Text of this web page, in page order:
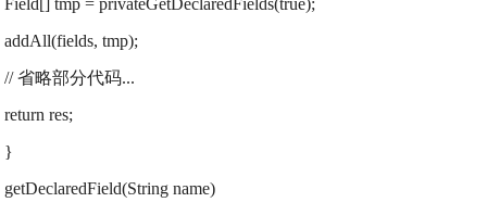
Field[] tmp = privateGetDeclaredFields(true);
addAll(fields, tmp);
// 省略部分代码...
return res;
}
getDeclaredField(String name)